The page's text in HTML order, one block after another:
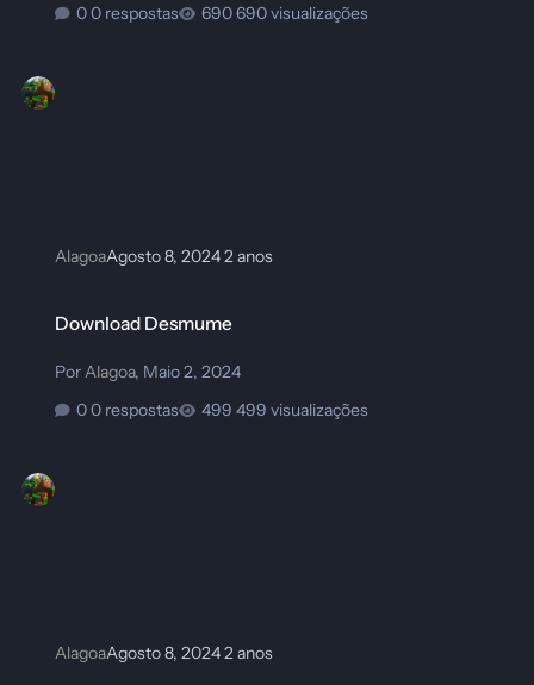
0 respostas
690 visualizações
AlagoaAgosto 8, 20242 anos
Download Desmume
PorAlagoa, Maio 2, 2024
0 respostas
499 visualizações
AlagoaAgosto 8, 20242 anos